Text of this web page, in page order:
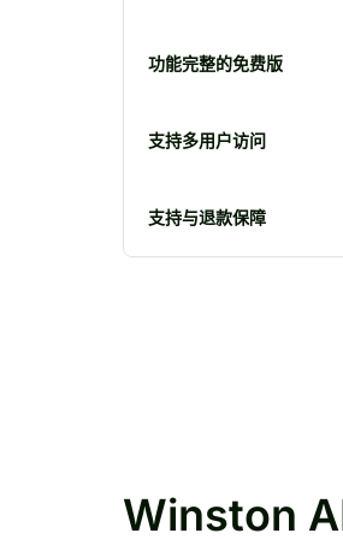
功能完整的免费版
支持多用户访问
支持与退款保障
Winston